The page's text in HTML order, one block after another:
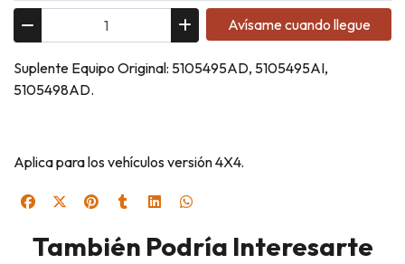
Avísame cuando llegue
Suplente Equipo Original: 5105495AD, 5105495AI,
5105498AD.
Aplica para los vehículos versión 4X4.
También Podría Interesarte